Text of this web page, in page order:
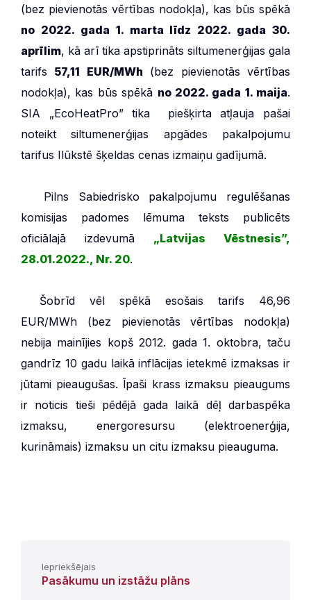
(bez pievienotās vērtības nodokļa), kas būs spēkā
no 2022. gada 1. marta līdz 2022. gada 30.
aprīlim, kā arī tika apstiprināts siltumenerģijas gala
tarifs 57,11 EUR/MWh (bez pievienotās vērtības
nodokļa), kas būs spēkā no 2022. gada 1. maija.
SIA „EcoHeatPro” tika piešķirta atļauja pašai
noteikt siltumenerģijas apgādes pakalpojumu
tarifus Ilūkstē šķeldas cenas izmaiņu gadījumā.
Pilns Sabiedrisko pakalpojumu regulēšanas
komisijas padomes lēmuma teksts publicēts
oficiālajā izdevumā „Latvijas Vēstnesis”,
28.01.2022., Nr. 20.
Šobrīd vēl spēkā esošais tarifs 46,96
EUR/MWh (bez pievienotās vērtības nodokļa)
nebija mainījies kopš 2012. gada 1. oktobra, taču
gandrīz 10 gadu laikā inflācijas ietekmē izmaksas ir
jūtami pieaugušas. Īpaši krass izmaksu pieaugums
ir noticis tieši pēdējā gada laikā dēļ darbaspēka
izmaksu, energoresursu (elektroenerģija,
kurināmais) izmaksu un citu izmaksu pieauguma.
Iepriekšējais
Pasākumu un izstāžu plāns